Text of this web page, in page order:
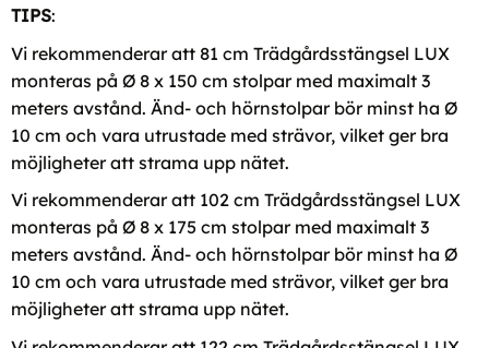
TIPS:
Vi rekommenderar att 81 cm Trädgårdsstängsel LUX
monteras på Ø 8 x 150 cm stolpar med maximalt 3
meters avstånd. Änd- och hörnstolpar bör minst ha Ø
10 cm och vara utrustade med strävor, vilket ger bra
möjligheter att strama upp nätet.
Vi rekommenderar att 102 cm Trädgårdsstängsel LUX
monteras på Ø 8 x 175 cm stolpar med maximalt 3
meters avstånd. Änd- och hörnstolpar bör minst ha Ø
10 cm och vara utrustade med strävor, vilket ger bra
möjligheter att strama upp nätet.